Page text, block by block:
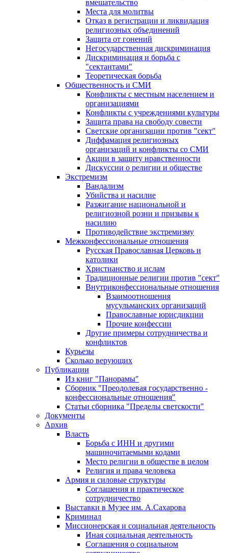
вмешательство
Места для молитвы
Отказ в регистрации и ликвидация
религиозных объединений
Защита от гонений
Негосударственная дискриминация
Дискриминация и борьба с
"сектантами"
Теоретическая борьба
Общественность и СМИ
Конфликты с местным населением и
организациями
Конфликты с учреждениями культуры
Защита права на свободу совести
Светские организации против "сект"
Диффамация религиозных
организаций и конфликты со СМИ
Акции в защиту нравственности
Дискуссии о религии и обществе
Экстремизм
Вандализм
Убийства и насилие
Разжигание национальной и
религиозной розни и призывы к
насилию
Противодействие экстремизму
Межконфессиональные отношения
Русская Православная Церковь и
католики
Христианство и ислам
Традиционные религии против "сект"
Внутриконфессиональные отношения
Взаимоотношения
мусульманских организаций
Православные юрисдикции
Прочие конфессии
Другие примеры сотрудничества и
конфликтов
Курьезы
Сколько верующих
Публикации
Из книг "Панорамы"
Сборник "Преодолевая государственно -
конфессиональные отношения"
Статьи сборника "Пределы светскости"
Документы
Архив
Власть
Борьба с ИНН и другими
машиночитаемыми кодами
Место религии в обществе в целом
Религия и права человека
Армия и силовые структуры
Соглашения и практическое
сотрудничество
Выставки в Музее им. А.Сахарова
Криминал
Миссионерская и социальная деятельность
Иная социальная деятельность
Соглашения о социальном